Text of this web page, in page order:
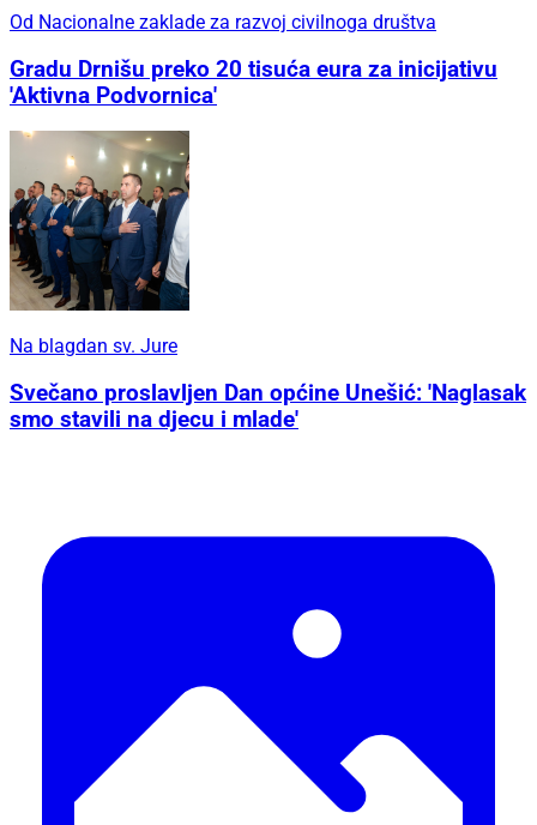
Od Nacionalne zaklade za razvoj civilnoga društva
Gradu Drnišu preko 20 tisuća eura za inicijativu
'Aktivna Podvornica'
Na blagdan sv. Jure
Svečano proslavljen Dan općine Unešić: 'Naglasak
smo stavili na djecu i mlade'